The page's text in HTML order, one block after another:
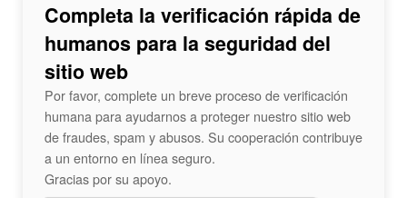
Completa la verificación rápida de
humanos para la seguridad del
sitio web
Por favor, complete un breve proceso de verificación
humana para ayudarnos a proteger nuestro sitio web
de fraudes, spam y abusos. Su cooperación contribuye
a un entorno en línea seguro.
Gracias por su apoyo.